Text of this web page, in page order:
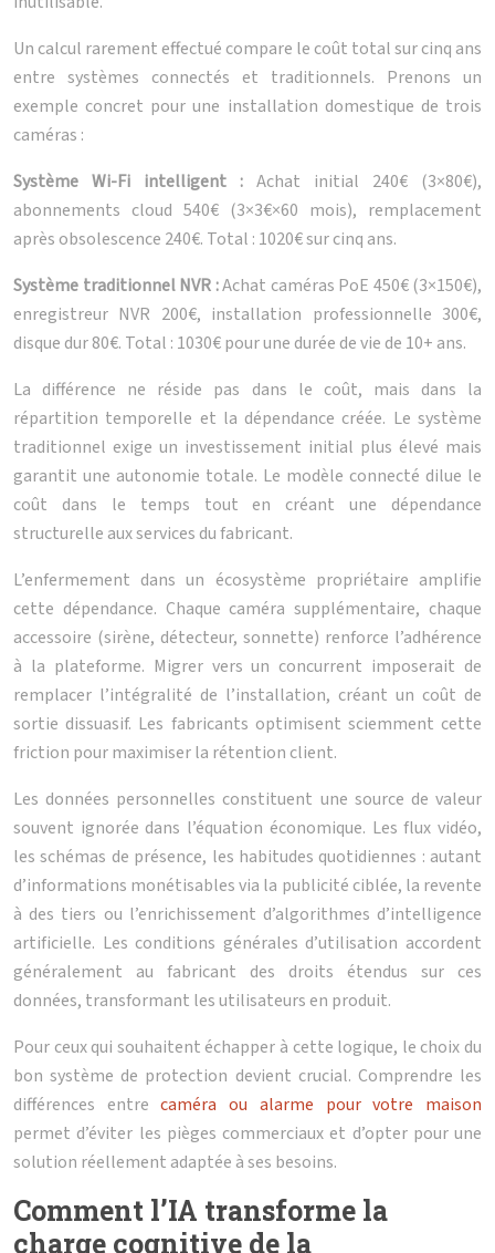
Un calcul rarement effectué compare le coût total sur cinq ans
entre systèmes connectés et traditionnels. Prenons un
exemple concret pour une installation domestique de trois
caméras :
Système Wi-Fi intelligent : Achat initial 240€ (3×80€),
abonnements cloud 540€ (3×3€×60 mois), remplacement
après obsolescence 240€. Total : 1020€ sur cinq ans.
Système traditionnel NVR :Achat caméras PoE 450€ (3×150€),
enregistreur NVR 200€, installation professionnelle 300€,
disque dur 80€. Total : 1030€ pour une durée de vie de 10+ ans.
La différence ne réside pas dans le coût, mais dans la
répartition temporelle et la dépendance créée. Le système
traditionnel exige un investissement initial plus élevé mais
garantit une autonomie totale. Le modèle connecté dilue le
coût dans le temps tout en créant une dépendance
structurelle aux services du fabricant.
L’enfermement dans un écosystème propriétaire amplifie
cette dépendance. Chaque caméra supplémentaire, chaque
accessoire (sirène, détecteur, sonnette) renforce l’adhérence
à la plateforme. Migrer vers un concurrent imposerait de
remplacer l’intégralité de l’installation, créant un coût de
sortie dissuasif. Les fabricants optimisent sciemment cette
friction pour maximiser la rétention client.
Les données personnelles constituent une source de valeur
souvent ignorée dans l’équation économique. Les flux vidéo,
les schémas de présence, les habitudes quotidiennes : autant
d’informations monétisables via la publicité ciblée, la revente
à des tiers ou l’enrichissement d’algorithmes d’intelligence
artificielle. Les conditions générales d’utilisation accordent
généralement au fabricant des droits étendus sur ces
données, transformant les utilisateurs en produit.
Pour ceux qui souhaitent échapper à cette logique, le choix du
bon système de protection devient crucial. Comprendre les
différences entrecaméra ou alarme pour votre maison
permet d’éviter les pièges commerciaux et d’opter pour une
solution réellement adaptée à ses besoins.
Comment l’IA transforme la
charge cognitive de la